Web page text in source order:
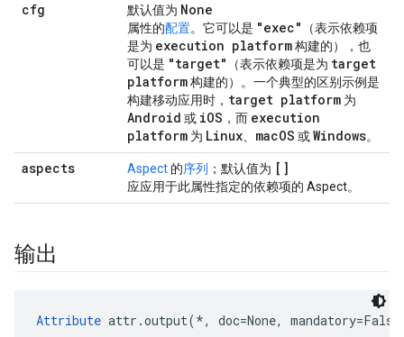
cfg 默认值为 None
属性的配置。它可以是 "exec"
（表示依赖项
是为 execution platform构建的），也
可以是 "target" （表示依赖项是为 target
platform构建的）。一个典型的区别示例是
构建移动应用时， target platform 为
Android 或 iOS ，而 execution
platform 为 Linux macOS 或Windows。
aspects Aspect 的序列 ；默认值为 []
应应用于此属性指定的依赖项的 Aspect。
输出
Attribute attr.output(*, doc=None,